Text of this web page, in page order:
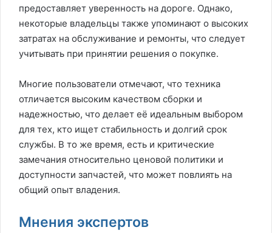
предоставляет уверенность на дороге. Однако,
некоторые владельцы также упоминают о высоких
затратах на обслуживание и ремонты, что следует
учитывать при принятии решения о покупке.
Многие пользователи отмечают, что техника
отличается высоким качеством сборки и
надежностью, что делает её идеальным выбором
для тех, кто ищет стабильность и долгий срок
службы. В то же время, есть и критические
замечания относительно ценовой политики и
доступности запчастей, что может повлиять на
общий опыт владения.
Мнения экспертов